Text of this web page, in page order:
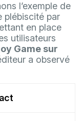
l’exemple de
plébiscité par
en place
utilisateurs
Game sur
a observé